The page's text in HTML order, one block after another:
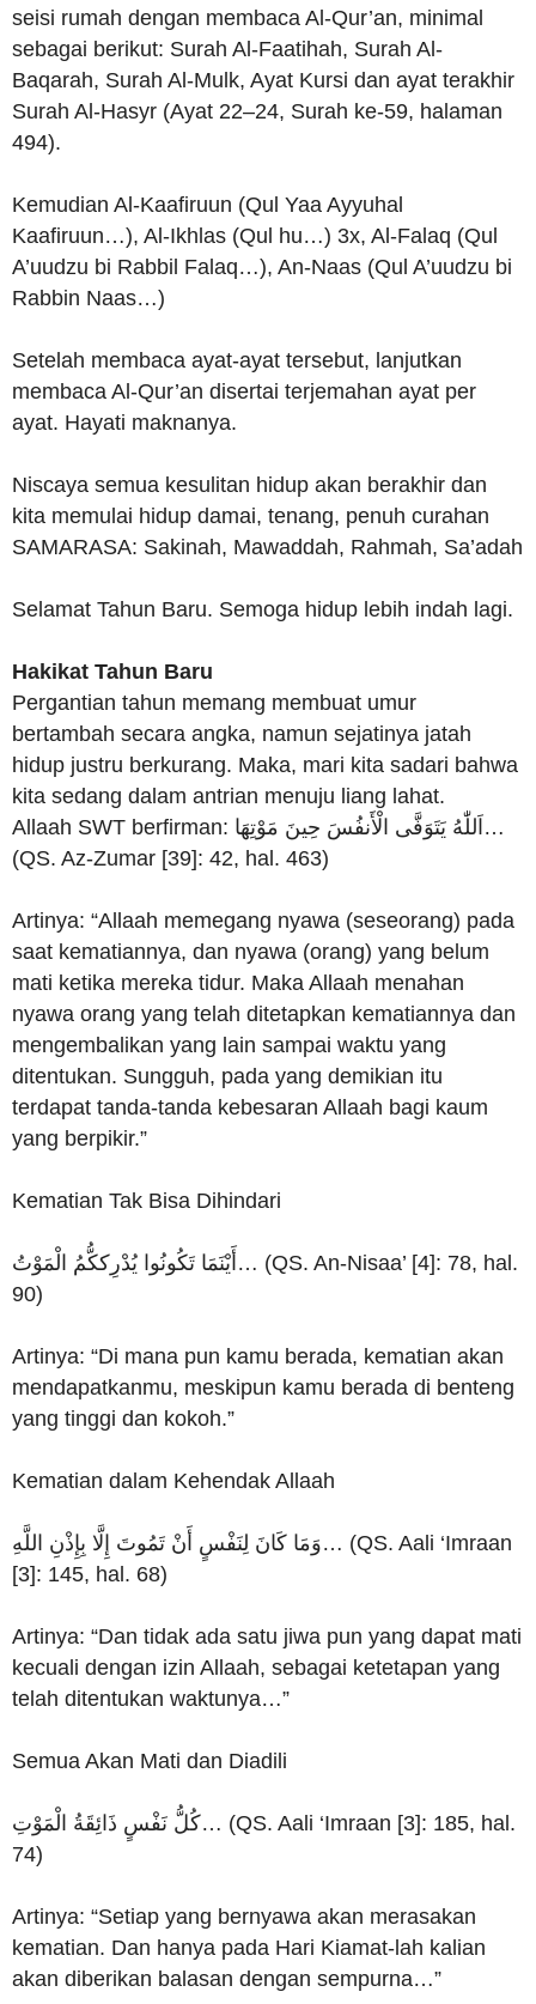
seisi rumah dengan membaca Al-Qur’an, minimal
sebagai berikut: Surah Al-Faatihah, Surah Al-
Baqarah, Surah Al-Mulk, Ayat Kursi dan ayat terakhir
Surah Al-Hasyr (Ayat 22–24, Surah ke-59, halaman
494).
Kemudian Al-Kaafiruun (Qul Yaa Ayyuhal
Kaafiruun…), Al-Ikhlas (Qul hu…) 3x, Al-Falaq (Qul
A’uudzu bi Rabbil Falaq…), An-Naas (Qul A’uudzu bi
Rabbin Naas…)
Setelah membaca ayat-ayat tersebut, lanjutkan
membaca Al-Qur’an disertai terjemahan ayat per
ayat. Hayati maknanya.
Niscaya semua kesulitan hidup akan berakhir dan
kita memulai hidup damai, tenang, penuh curahan
SAMARASA: Sakinah, Mawaddah, Rahmah, Sa’adah
Selamat Tahun Baru. Semoga hidup lebih indah lagi.
Hakikat Tahun Baru
Pergantian tahun memang membuat umur
bertambah secara angka, namun sejatinya jatah
hidup justru berkurang. Maka, mari kita sadari bahwa
kita sedang dalam antrian menuju liang lahat.
Allaah SWT berfirman: اَللّٰهُ يَتَوَفَّى الْأَنفُسَ حِينَ مَوْتِهَا…
(QS. Az-Zumar [39]: 42, hal. 463)
Artinya: “Allaah memegang nyawa (seseorang) pada
saat kematiannya, dan nyawa (orang) yang belum
mati ketika mereka tidur. Maka Allaah menahan
nyawa orang yang telah ditetapkan kematiannya dan
mengembalikan yang lain sampai waktu yang
ditentukan. Sungguh, pada yang demikian itu
terdapat tanda-tanda kebesaran Allaah bagi kaum
yang berpikir.”
Kematian Tak Bisa Dihindari
أَيْنَمَا تَكُونُوا يُدْرِككُّمُ الْمَوْتُ… (QS. An-Nisaa’ [4]: 78, hal.
90)
Artinya: “Di mana pun kamu berada, kematian akan
mendapatkanmu, meskipun kamu berada di benteng
yang tinggi dan kokoh.”
Kematian dalam Kehendak Allaah
وَمَا كَانَ لِنَفْسٍ أَنْ تَمُوتَ إِلَّا بِإِذْنِ اللَّهِ… (QS. Aali ‘Imraan
[3]: 145, hal. 68)
Artinya: “Dan tidak ada satu jiwa pun yang dapat mati
kecuali dengan izin Allaah, sebagai ketetapan yang
telah ditentukan waktunya…”
Semua Akan Mati dan Diadili
كُلُّ نَفْسٍ ذَائِقَةُ الْمَوْتِ… (QS. Aali ‘Imraan [3]: 185, hal.
74)
Artinya: “Setiap yang bernyawa akan merasakan
kematian. Dan hanya pada Hari Kiamat-lah kalian
akan diberikan balasan dengan sempurna…”